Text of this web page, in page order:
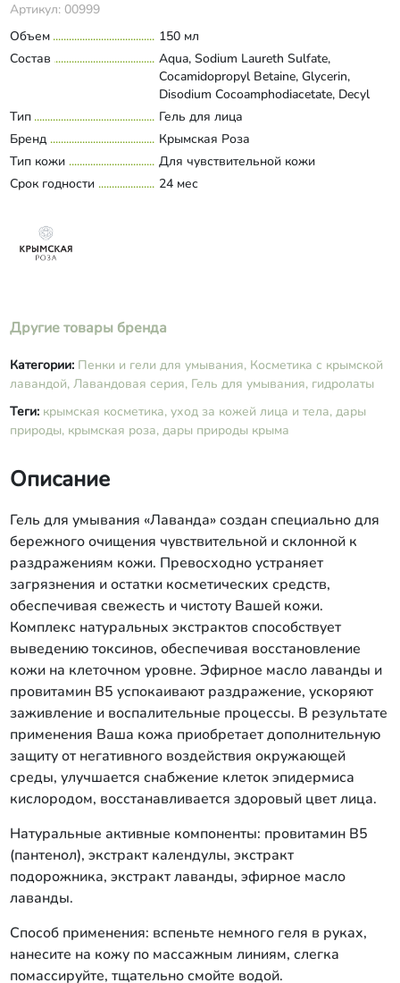
Артикул: 00999
Объем
150 мл
Состав
Aqua, Sodium Laureth Sulfate,
Cocamidopropyl Betaine, Glycerin,
Disodium Cocoamphodiacetate, Decyl
Glucoside, Coconut Diethanolamide,
PEG-150 Polyglyceryl-2 Tristearate,
Laureth-3, Dipropylene Glycol, Sodium
Chloride, PEG-40 Hydrogenated Castor
Oil (масло касторовое
(масло эфирное лавандовое), Sodium
Methylisothiazolinone, Citric Acid.
Развернуть состав
Тип
Гель для лица
Бренд
Крымская Роза
Тип кожи
Для чувствительной кожи
Срок годности
24 мес
Другие товары бренда
Категории: Пенки и гели для умывания, Косметика с крымской
лавандой, Лавандовая серия, Гель для умывания, гидролаты
Теги: крымская косметика, уход за кожей лица и тела, дары
природы, крымская роза, дары природы крыма
Описание
Гель для умывания «Лаванда» создан специально для
бережного очищения чувствительной и склонной к
раздражениям кожи. Превосходно устраняет
загрязнения и остатки косметических средств,
обеспечивая свежесть и чистоту Вашей кожи.
Комплекс натуральных экстрактов способствует
выведению токсинов, обеспечивая восстановление
кожи на клеточном уровне. Эфирное масло лаванды и
провитамин В5 успокаивают раздражение, ускоряют
заживление и воспалительные процессы. В результате
применения Ваша кожа приобретает дополнительную
защиту от негативного воздействия окружающей
среды, улучшается снабжение клеток эпидермиса
кислородом, восстанавливается здоровый цвет лица.
Натуральные активные компоненты: провитамин В5
(пантенол), экстракт календулы, экстракт
подорожника, экстракт лаванды, эфирное масло
лаванды.
Способ применения: вспеньте немного геля в руках,
нанесите на кожу по массажным линиям, слегка
помассируйте, тщательно смойте водой.